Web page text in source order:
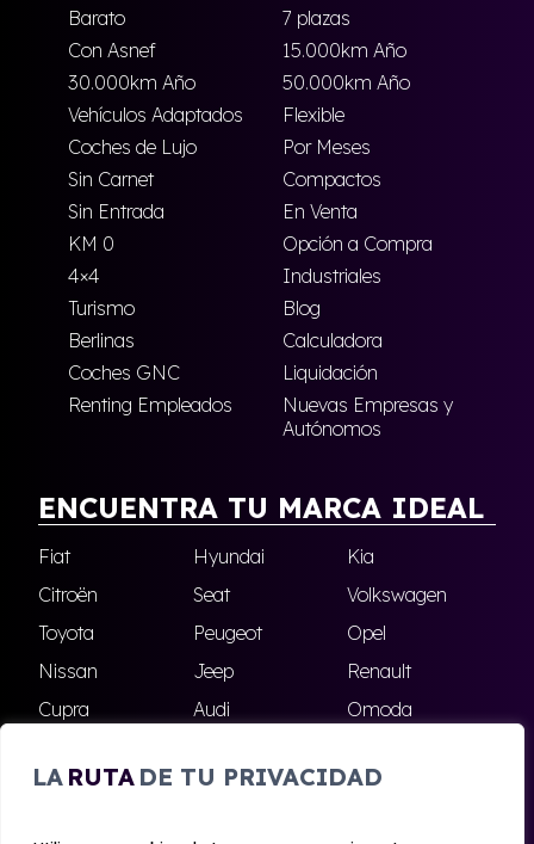
LA RUTA DE TU PRIVACIDAD
Barato
7 plazas
Con Asnef
15.000km Año
30.000km Año
50.000km Año
Vehículos Adaptados
Flexible
Coches de Lujo
Por Meses
Sin Carnet
Compactos
Sin Entrada
En Venta
KM 0
Opción a Compra
4×4
Industriales
Turismo
Blog
Berlinas
Calculadora
Coches GNC
Liquidación
Renting Empleados
Nuevas Empresas y
Autónomos
ENCUENTRA TU MARCA IDEAL
Fiat Hyundai
Kia
Citroën
Seat
Volkswagen
Toyota
Peugeot
Opel
Nissan
Jeep
Renault
Cupra
Audi
Omoda
Skoda
Ford Todas las marcas